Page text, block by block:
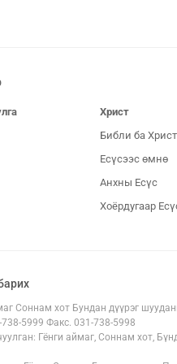
Христ
Библи ба Христ
Есүсээс өмнө
Анхны Есүс
Хоёрдугаар
Соннам хот Бундан дүүрэг
5999 Факс. 031-738-5998
Гёнги аймаг, Соннам хот,